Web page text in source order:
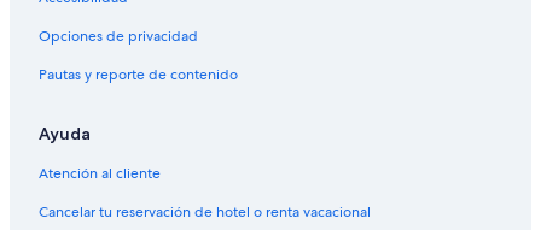
Condominios en Harvey
Apartamentos en Harvey
Hoteles baratos en Harvey
Opciones de privacidad
Pautas y reporte de contenido
Ayuda
Atención al cliente
Cancelar tu reservación de hotel o renta vacacional